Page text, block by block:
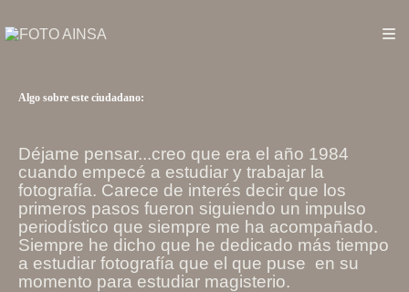
Algo sobre este ciudadano:
Déjame pensar...creo que era el año 1984
cuando empecé a estudiar y trabajar la
fotografía. Carece de interés decir que los
primeros pasos fueron siguiendo un impulso
periodístico que siempre me ha acompañado.
Siempre he dicho que he dedicado más tiempo
a estudiar fotografía que el que puse en su
momento para estudiar magisterio.